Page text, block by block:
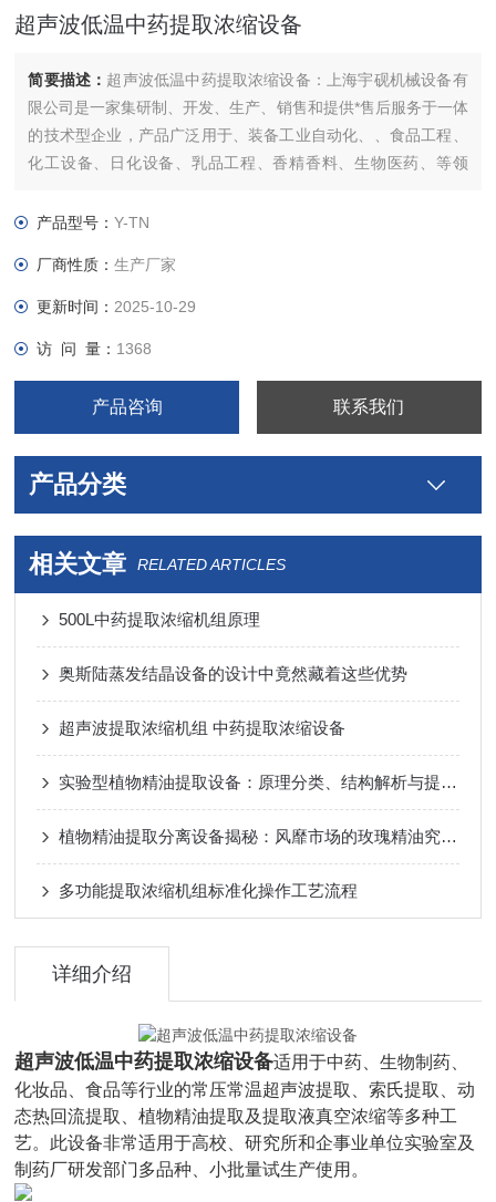
超声波低温中药提取浓缩设备
简要描述： 超声波低温中药提取浓缩设备：上海宇砚机械设备有
限公司是一家集研制、开发、生产、销售和提供*售后服务于一体
的技术型企业，产品广泛用于、装备工业自动化、、食品工程、
化工设备、日化设备、乳品工程、香精香料、生物医药、等领
产品型号：Y-TN
厂商性质：生产厂家
更新时间： 2025-10-29
访 问 量： 1368
产品咨询 联系我们
产品分类
相关文章 RELATED ARTICLES
500L中药提取浓缩机组原理
奥斯陆蒸发结晶设备的设计中竟然藏着这些优势
超声波提取浓缩机组 中药提取浓缩设备
实验型植物精油提取设备：原理分类、结构解析与提取工艺探索
植物精油提取分离设备揭秘：风靡市场的玫瑰精油究竟怎么来的
多功能提取浓缩机组标准化操作工艺流程
详细介绍
超声波低温中药提取浓缩设备适用于中药、生物制药、
化妆品、食品等行业的常压常温超声波提取、索氏提取、动
态热回流提取、植物精油提取及提取液真空浓缩等多种工
艺。此设备非常适用于高校、研究所和企事业单位实验室及
制药厂研发部门多品种、小批量试生产使用。